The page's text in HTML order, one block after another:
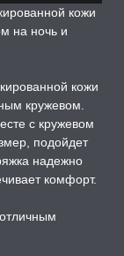
кожи
на ночь и
кожи
кружевом.
с кружевом
подойдет
надежно
комфорт.